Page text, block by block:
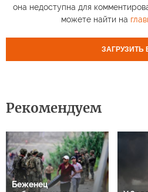
она недоступна для
можете найти на
ЗАГРУЗИТЬ
Рекомендуем
Беженец